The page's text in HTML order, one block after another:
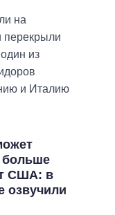
на
перекрыли
из
и Италию
больше
США: в
озвучили